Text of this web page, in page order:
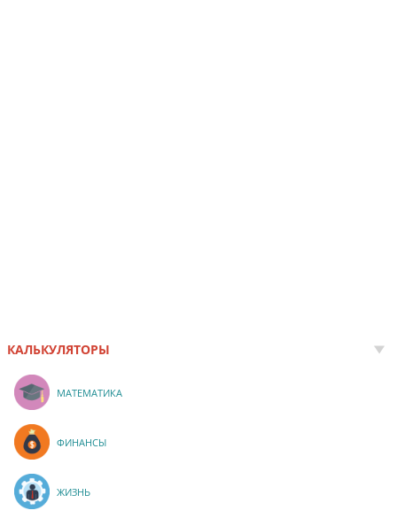
КАЛЬКУЛЯТОРЫ
МАТЕМАТИКА
ФИНАНСЫ
ЖИЗНЬ